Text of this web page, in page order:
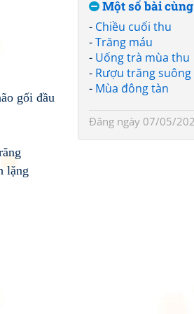
Một số bài
- Chiều cuối thu
-Trăng máu
- Uống trà mùa thu
- Rượu trăng suông
- Mùa đông tàn
Đăng ngày 07/05/
gối đầu
lặng